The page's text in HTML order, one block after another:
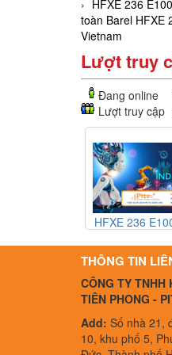
HFXE 236
toàn Barel HFXE
Vietnam
Lượt truy
Đang online
Lượt truy cập
HFXE 236 E1003 230V -
HFXE 236 E1003 230V -
Barel Vietnam
THÔNG TIN
CÔNG TY TNHH
TIÊN PHONG -
Add: Số nhà 21,
10, khu phố 5,